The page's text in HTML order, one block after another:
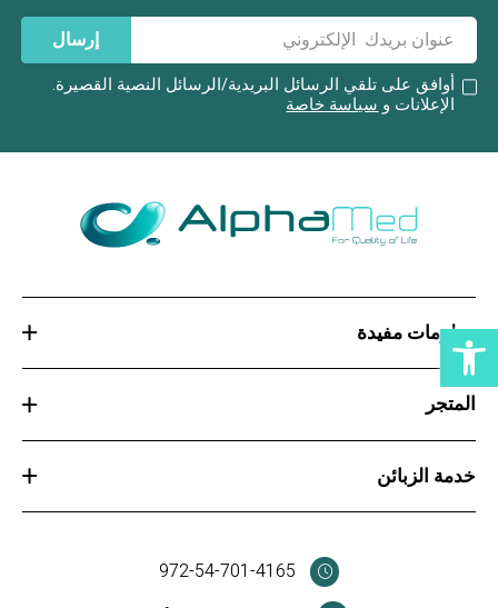
افتح شريط الوصول
إرسال
أوافق على تلقي الرسائل البريدية/الرسائل النصية القصيرة.
الإعلانات و سياسة خاصة
معلومات مفيدة
المتجر
خدمة الزبائن
972-54-701-4165